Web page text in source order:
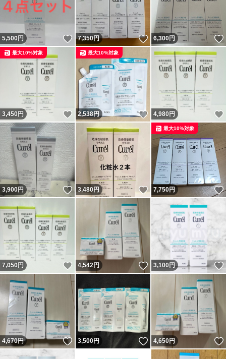
5,500円 いいね！
7,350円 いいね！
6,300円
3,450円 いいね！
最大10%対象
2,538円 いいね！
最大10%対象
4,980円
3,900円 いいね！
3,480円 いいね！
7,750円
最大10%対象
7,050 円 いいね！
4,542円 いいね！
3,100円
4,670円 いいね！
3,500円 いいね！
4,650円